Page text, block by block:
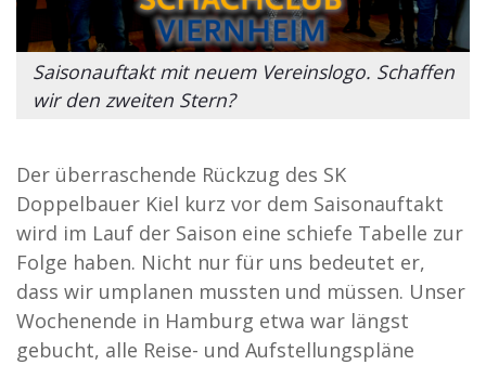
Saisonauftakt mit neuem Vereinslogo. Schaffen
wir den zweiten Stern?
Der überraschende Rückzug des SK
Doppelbauer Kiel kurz vor dem Saisonauftakt
wird im Lauf der Saison eine schiefe Tabelle zur
Folge haben. Nicht nur für uns bedeutet er,
dass wir umplanen mussten und müssen. Unser
Wochenende in Hamburg etwa war längst
gebucht, alle Reise- und Aufstellungspläne